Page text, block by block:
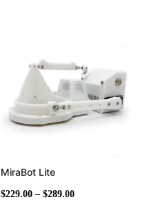
MiraBot Lite
$229.00 – $289.00